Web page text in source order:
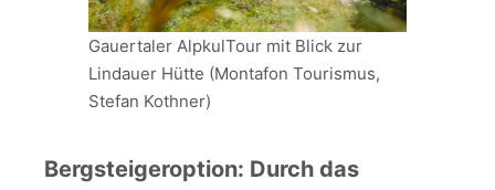
Gauertaler AlpkulTour mit Blick zur
Lindauer Hütte (Montafon Tourismus,
Stefan Kothner)
Bergsteigeroption: Durch das